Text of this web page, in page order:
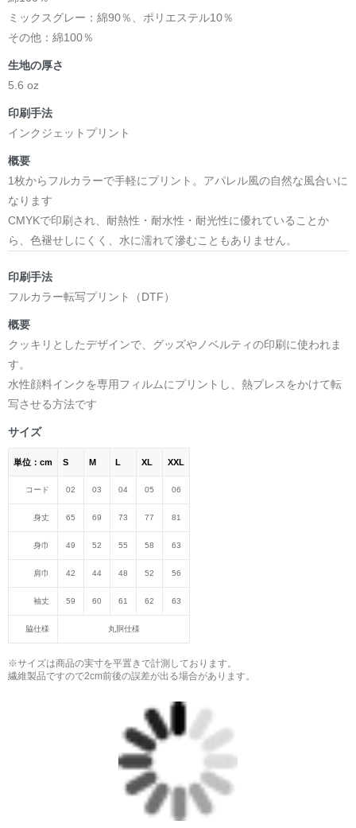
ミックスグレー：綿90％、ポリエステル10％
その他：綿100％
生地の厚さ
5.6 oz
印刷手法
インクジェットプリント
概要
1枚からフルカラーで手軽にプリント。アパレル風の自然な風合いに
なります
CMYKで印刷され、耐熱性・耐水性・耐光性に優れていることか
ら、色褪せしにくく、水に濡れて滲むこともありません。
印刷手法
フルカラー転写プリント（DTF）
概要
クッキリとしたデザインで、グッズやノベルティの印刷に使われま
す。
水性顔料インクを専用フィルムにプリントし、熱プレスをかけて転
写させる方法です
サイズ
単位：cm S M L XL XXL
コード 02 03 04 05 06
身丈 65 69 73 77 81
身巾 49 52 55 58 63
肩巾 42 44 48 52 56
袖丈 59 60 61 62 63
脇仕様 丸胴仕様
※サイズは商品の実寸を平置きで計測しております。
繊維製品ですので2cm前後の誤差が出る場合があります。